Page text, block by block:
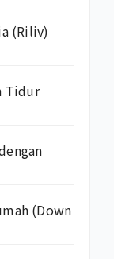
(Riliv)
Tidur
(Down